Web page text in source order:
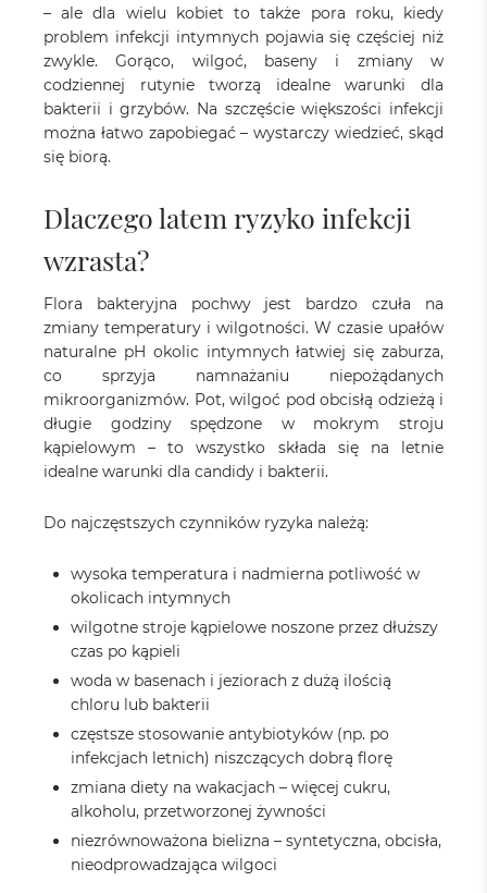
– ale dla wielu kobiet to także pora roku, kiedy
problem infekcji intymnych pojawia się częściej niż
zwykle. Gorąco, wilgoć, baseny i zmiany w
codziennej rutynie tworzą idealne warunki dla
bakterii i grzybów. Na szczęście większości infekcji
można łatwo zapobiegać – wystarczy wiedzieć, skąd
się biorą.
Dlaczego latem ryzyko infekcji
wzrasta?
Flora bakteryjna pochwy jest bardzo czuła na
zmiany temperatury i wilgotności. W czasie upałów
naturalne pH okolic intymnych łatwiej się zaburza,
co sprzyja namnażaniu niepożądanych
mikroorganizmów. Pot, wilgoć pod obcisłą odzieżą i
długie godziny spędzone w mokrym stroju
kąpielowym – to wszystko składa się na letnie
idealne warunki dla candidy i bakterii.
Do najczęstszych czynników ryzyka należą:
wysoka temperatura i nadmierna potliwość w
okolicach intymnych
wilgotne stroje kąpielowe noszone przez dłuższy
czas po kąpieli
woda w basenach i jeziorach z dużą ilością
chloru lub bakterii
częstsze stosowanie antybiotyków (np. po
infekcjach letnich) niszczących dobrą florę
zmiana diety na wakacjach – więcej cukru,
alkoholu, przetworzonej żywności
niezrównoważona bielizna – syntetyczna, obcisła,
nieodprowadzająca wilgoci